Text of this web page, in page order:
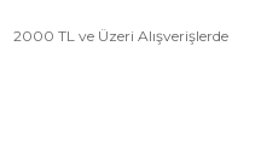
2000 TL ve Üzeri Alışverişlerde